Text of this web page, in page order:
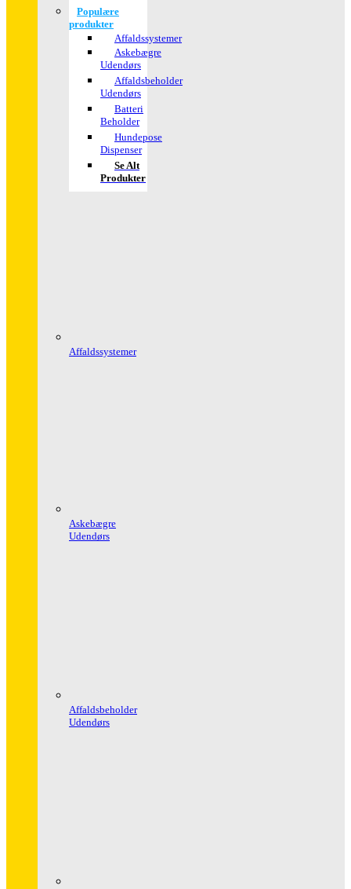
Populære
produkter
Affaldssystemer
Askebægre
Udendørs
Affaldsbeholder
Udendørs
Batteri
Beholder
Hundepose
Dispenser
Se Alt
Produkter
Affaldssystemer
Askebægre
Udendørs
Affaldsbeholder
Udendørs